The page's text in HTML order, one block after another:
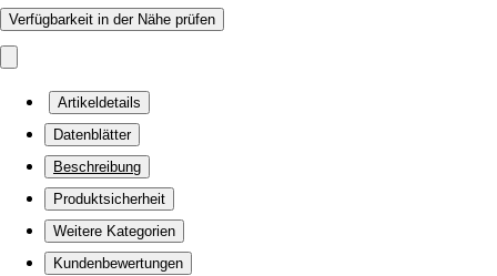
Verfügbarkeit in der Nähe prüfen
Artikeldetails
Datenblätter
Beschreibung
Produktsicherheit
Weitere Kategorien
Kundenbewertungen